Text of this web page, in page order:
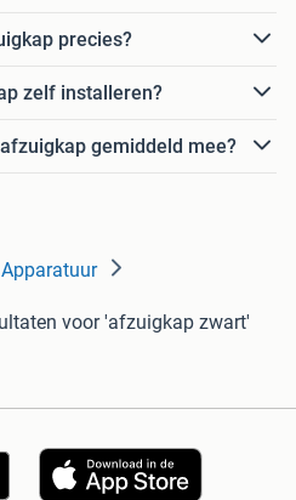
precies?
zelf installeren?
gemiddeld mee?
voor 'afzuigkap zwart'